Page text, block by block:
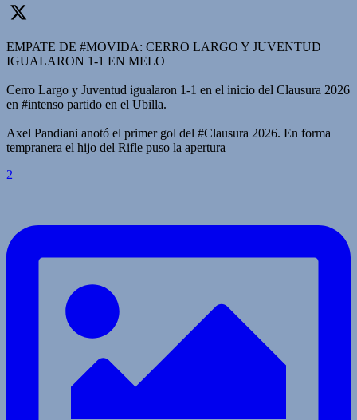
EMPATE DE #MOVIDA: CERRO LARGO Y JUVENTUD
IGUALARON 1-1 EN MELO
Cerro Largo y Juventud igualaron 1-1 en el inicio del Clausura 2026
en #intenso partido en el Ubilla.
Axel Pandiani anotó el primer gol del #Clausura 2026. En forma
tempranera el hijo del Rifle puso la apertura
2